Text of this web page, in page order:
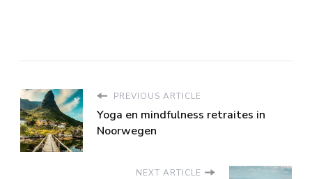
PREVIOUS ARTICLE
Yoga en mindfulness retraites in
Noorwegen
NEXT ARTICLE